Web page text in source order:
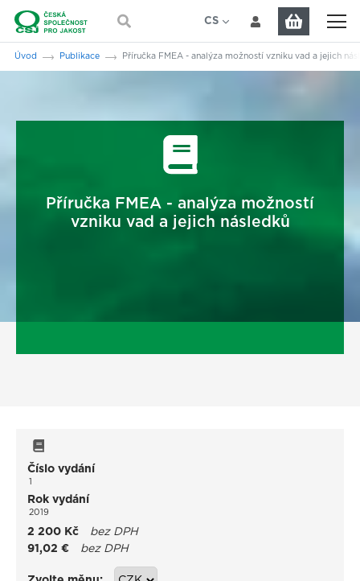
Přeskočit na hlavní obsah
CS
Jsi tady:
Úvod Publikace Příručka FMEA - analýza možností vzniku vad a jejich
Příručka FMEA - analýza možností
vzniku vad a jejich následků
Číslo vydání
1
Rok vydání
2019
2 200 Kč
bez DPH
91,02 €
bez DPH